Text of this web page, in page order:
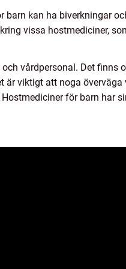
kan ha biverkningar
vissa hostmediciner,
vårdpersonal. Det finns
viktigt att noga
för barn har